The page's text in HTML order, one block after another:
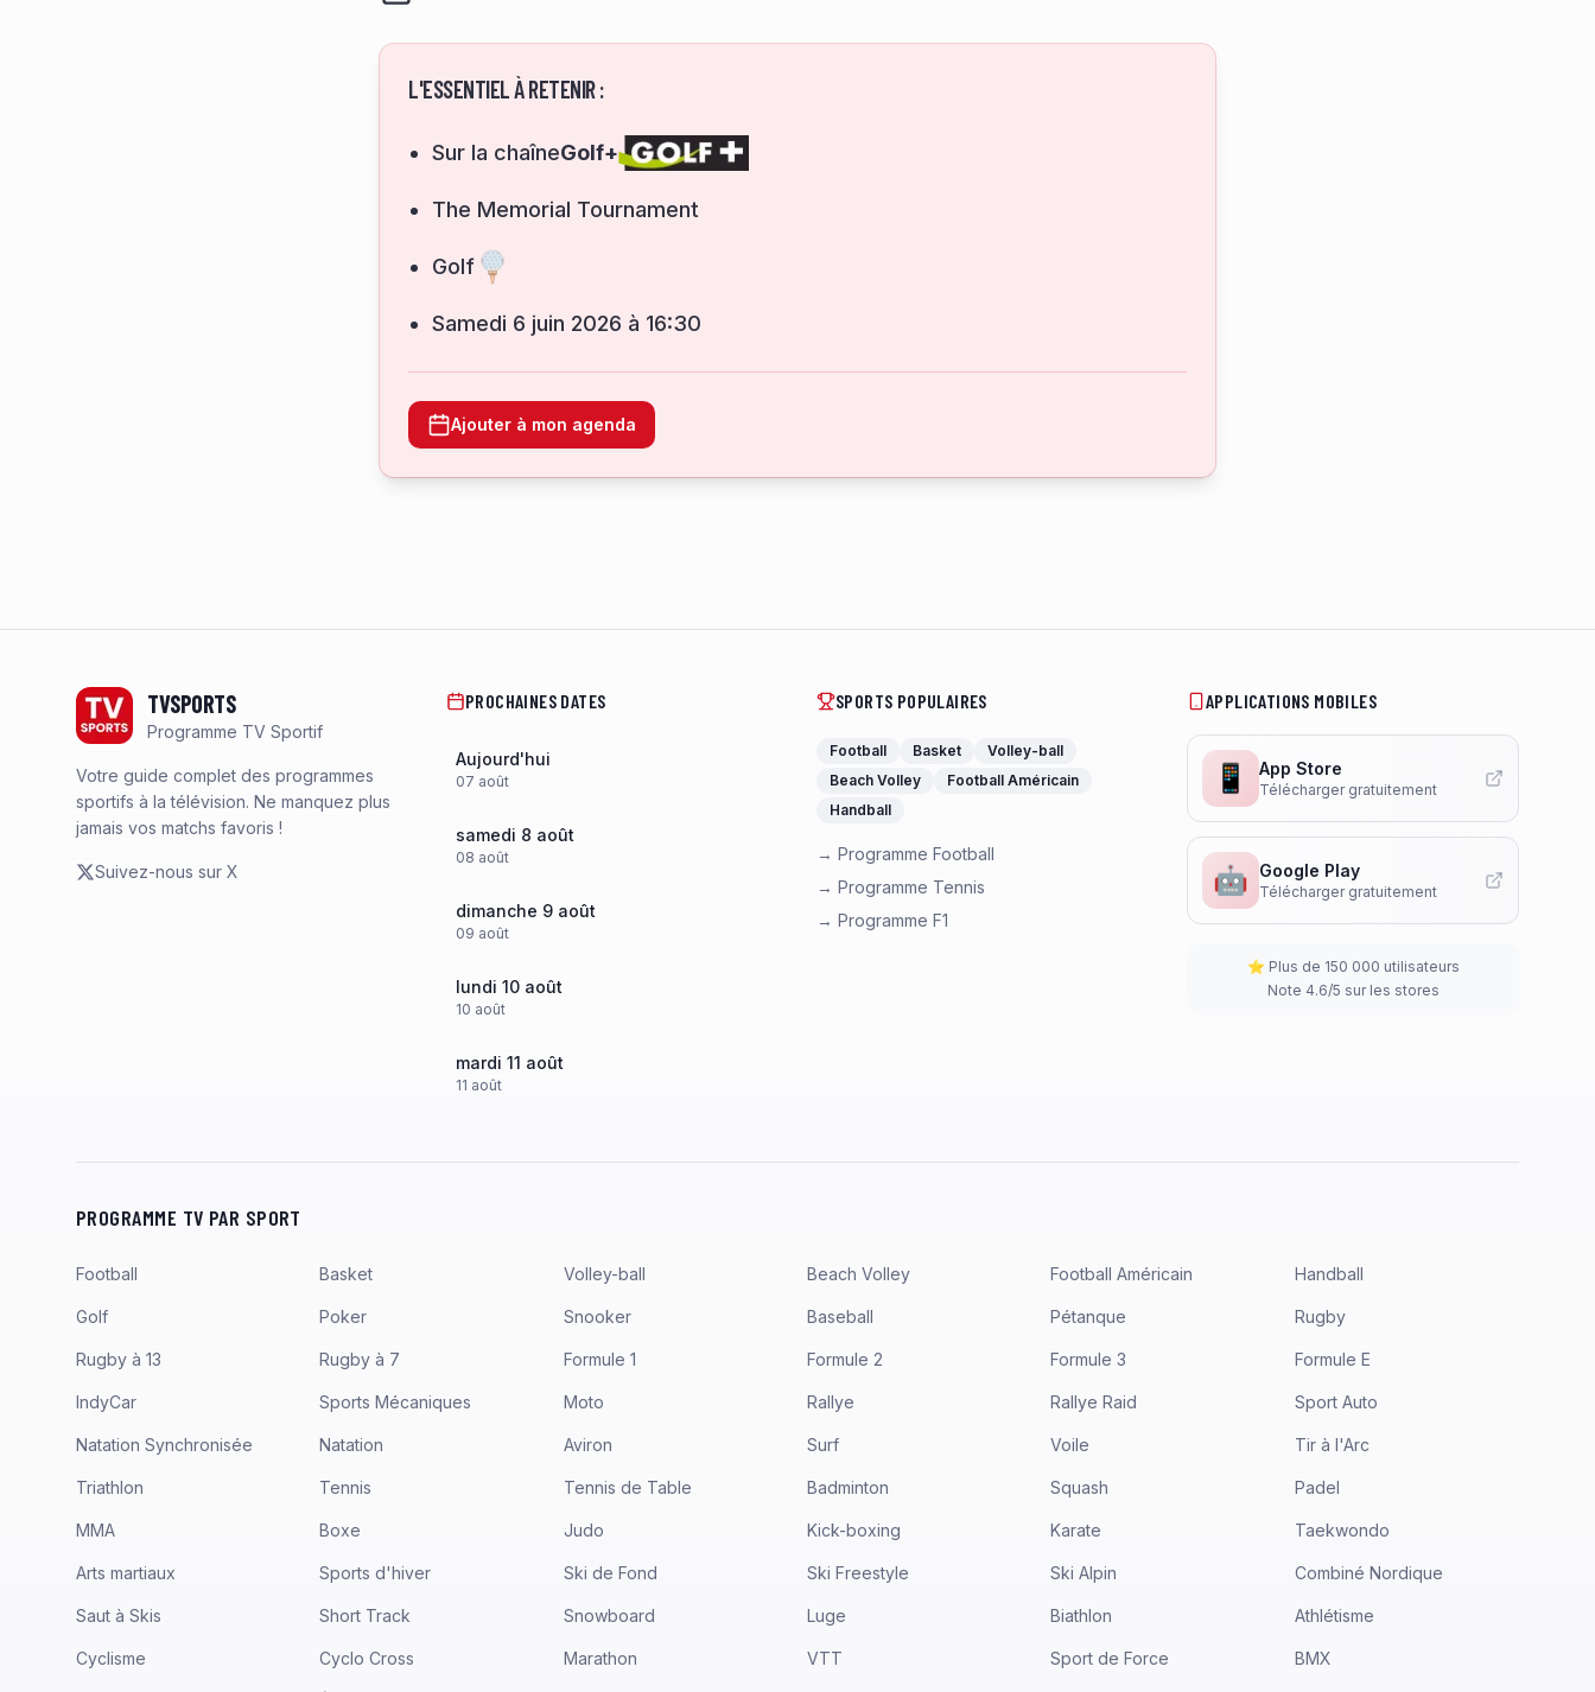
L'ESSENTIEL À RETENIR :
Sur la chaîneGolf+
The Memorial Tournament
Golf
samedi 6 juin 2026 à 16:30
Ajouter à mon agenda
TVSPORTS
Programme TV Sportif
Votre guide complet des programmes
sportifs à la télévision. Ne manquez plus
jamais vos matchs favoris !
Suivez-nous sur X
PROCHAINES DATES
Aujourd'hui
07 août
samedi 8 août
08 août
dimanche 9 août
09 août
lundi 10 août
10 août
mardi 11 août
11 août
SPORTS POPULAIRES
Football Basket
Volley-ball
Beach Volley
Football Américain
Handball
→ Programme Football
→ Programme Tennis
→ Programme F1
APPLICATIONS MOBILES
📱 App Store
Télécharger gratuitement
🤖 Google Play
Télécharger gratuitement
⭐ Plus de 150 000 utilisateurs
Note 4.6/5 sur les stores
PROGRAMME TV PAR SPORT
Football Basket Volley-ball Beach Volley Football Américain Handball
Golf Poker Snooker Baseball Pétanque Rugby
Rugby à 13 Rugby à 7 Formule 1 Formule 2 Formule 3 Formule E
IndyCar Sports Mécaniques Moto Rallye Rallye Raid Sport Auto
Natation Synchronisée Natation Aviron Surf Voile Tir à l'Arc
Triathlon Tennis Tennis de Table Badminton Squash Padel
MMA Boxe Judo Kick-boxing Karate Taekwondo
Arts martiaux Sports d'hiver Ski de Fond Ski Freestyle Ski Alpin Combiné Nordique
Saut à Skis Short Track Snowboard Luge Biathlon Athlétisme
Cyclisme Cyclo Cross Marathon VTT Sport de Force BMX